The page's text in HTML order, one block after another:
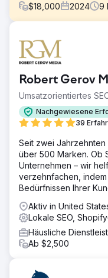
$18,000 2024 9
Unser Kunde war ein
mehreren Kliniken in
Marktes mit einer
kämpfen hatte.
Lösung
Wir führten eine
Verzeichnissen zu
Serviceseiten und
relevanten
Optimierung aller
Kliniken. Einführung
Förderung von
Verbesserung der
technischen SEO.
Ergebnis
Neupatienten einher.
Robert Gerov
Umsatzorientiertes
Nachgewiesene
39
Seit zwei
über 500 Marken. Ob
Unternehmen – wir
verzehnfachen,
Bedürfnissen Ihrer
Aktiv in United
Lokale SEO,
Häusliche
Ab $2,500